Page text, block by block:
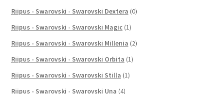
Riipus - Swarovski - Swarovski Dextera (0)
Riipus - Swarovski - Swarovski Magic (1)
Riipus - Swarovski - Swarovski Millenia (2)
Riipus - Swarovski - Swarovski Orbita (1)
Riipus - Swarovski - Swarovski Stilla (1)
Riipus - Swarovski - Swarovski Una (4)